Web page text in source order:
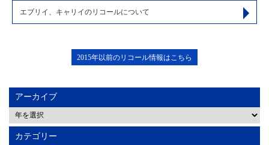
エブリイ、キャリイのリコールについて
2015年以前のリコール情報はこちら
アーカイブ
カテゴリー